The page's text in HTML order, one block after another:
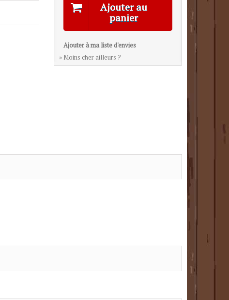
Ajouter au
panier
Ajouter à ma liste d'envies
» Moins cher ailleurs ?